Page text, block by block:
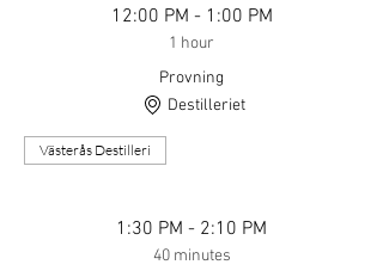
12:00 PM - 1:00 PM
1 hour
Provning
Destilleriet
Västerås Destilleri
1:30 PM - 2:10 PM
40 minutes